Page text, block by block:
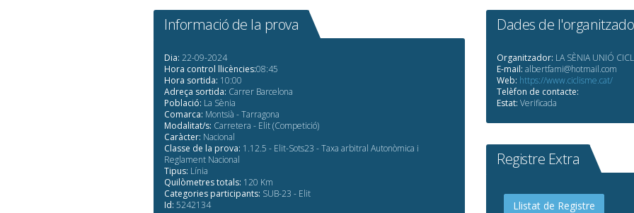
Informació de la prova
Dia: 22-09-2024
Hora control llicències:08:45
Hora sortida: 10:00
Adreça sortida: Carrer Barcelona
Població: La Sènia
Comarca: Montsià - Tarragona
Modalitat/s: Carretera - Elit (Competició)
Caràcter: Nacional
Classe de la prova: 1.12.5 - Elit-Sots23 - Taxa arbitral Autonòmica i
Reglament Nacional
Tipus: Línia
Quilòmetres totals: 120 Km
Categories participants: SUB-23 - Elit
Id: 5242134
Dades de
Organitzador: LA SÈNIA UNIÓ
E-mail: albertfami@hotmail.com
Web: https://www.ciclisme.cat/
Telèfon de contacte:
Estat: Verificada
Registre Extra
Llistat de Registre